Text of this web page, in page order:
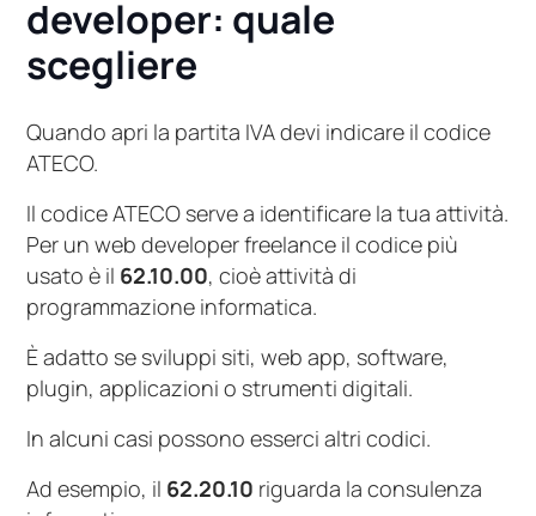
developer: quale
scegliere
Quando apri la partita IVA devi indicare il codice
ATECO.
Il codice ATECO serve a identificare la tua attività.
Per un web developer freelance il codice più
usato è il 62.10.00, cioè attività di
programmazione informatica.
È adatto se sviluppi siti, web app, software,
plugin, applicazioni o strumenti digitali.
In alcuni casi possono esserci altri codici.
Ad esempio, il 62.20.10 riguarda la consulenza